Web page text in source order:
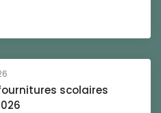
scolaires